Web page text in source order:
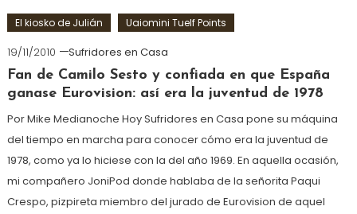
El kiosko de Julián Uaiomini Tuelf Points
19/11/2010
Sufridores en Casa
Fan de Camilo Sesto y confiada en que España
ganase Eurovision: así era la juventud de 1978
Por Mike Medianoche Hoy Sufridores en Casa pone su máquina
del tiempo en marcha para conocer cómo era la juventud de
1978, como ya lo hiciese con la del año 1969. En aquella ocasión,
mi compañero JoniPod donde hablaba de la señorita Paqui
Crespo, pizpireta miembro del jurado de Eurovision de aquel